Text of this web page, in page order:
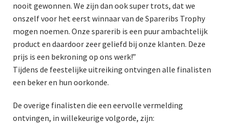
nooit gewonnen. We zijn dan ook super trots, dat we
onszelf voor het eerst winnaar van de Spareribs Trophy
mogen noemen. Onze sparerib is een puur ambachtelijk
product en daardoor zeer geliefd bij onze klanten. Deze
prijs is een bekroning op ons werk!”
Tijdens de feestelijke uitreiking ontvingen alle finalisten
een beker en hun oorkonde.
De overige finalisten die een eervolle vermelding
ontvingen, in willekeurige volgorde, zijn: